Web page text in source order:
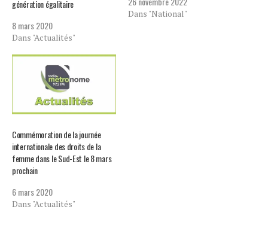
génération égalitaire
8 mars 2020
Dans "Actualités"
Dans "National"
Commémoration de la journée
internationale des droits de la
femme dans le Sud-Est le 8 mars
prochain
6 mars 2020
Dans "Actualités"